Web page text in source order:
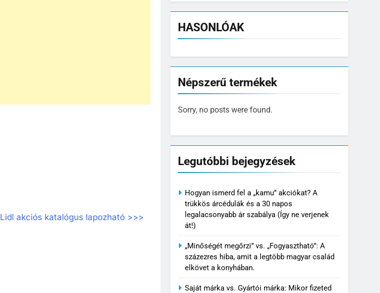
Lidl akciós katalógus lapozható >>>
HASONLÓAK
Népszerű termékek
Sorry, no posts were found.
Legutóbbi bejegyzések
Hogyan ismerd fel a „kamu” akciókat? A
trükkös árcédulák és a 30 napos
legalacsonyabb ár szabálya (Így ne verjenek
át!)
„Minőségét megőrzi” vs. „Fogyasztható”: A
százezres hiba, amit a legtöbb magyar család
elkövet a konyhában.
Saját márka vs. Gyártói márka: Mikor fizeted